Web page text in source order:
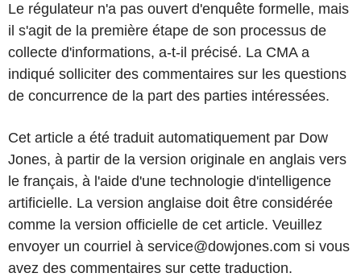
Le régulateur n'a pas ouvert d'enquête formelle, mais
il s'agit de la première étape de son processus de
collecte d'informations, a-t-il précisé. La CMA a
indiqué solliciter des commentaires sur les questions
de concurrence de la part des parties intéressées.
Cet article a été traduit automatiquement par Dow
Jones, à partir de la version originale en anglais vers
le français, à l'aide d'une technologie d'intelligence
artificielle. La version anglaise doit être considérée
comme la version officielle de cet article. Veuillez
envoyer un courriel à service@dowjones.com si vous
avez des commentaires sur cette traduction.